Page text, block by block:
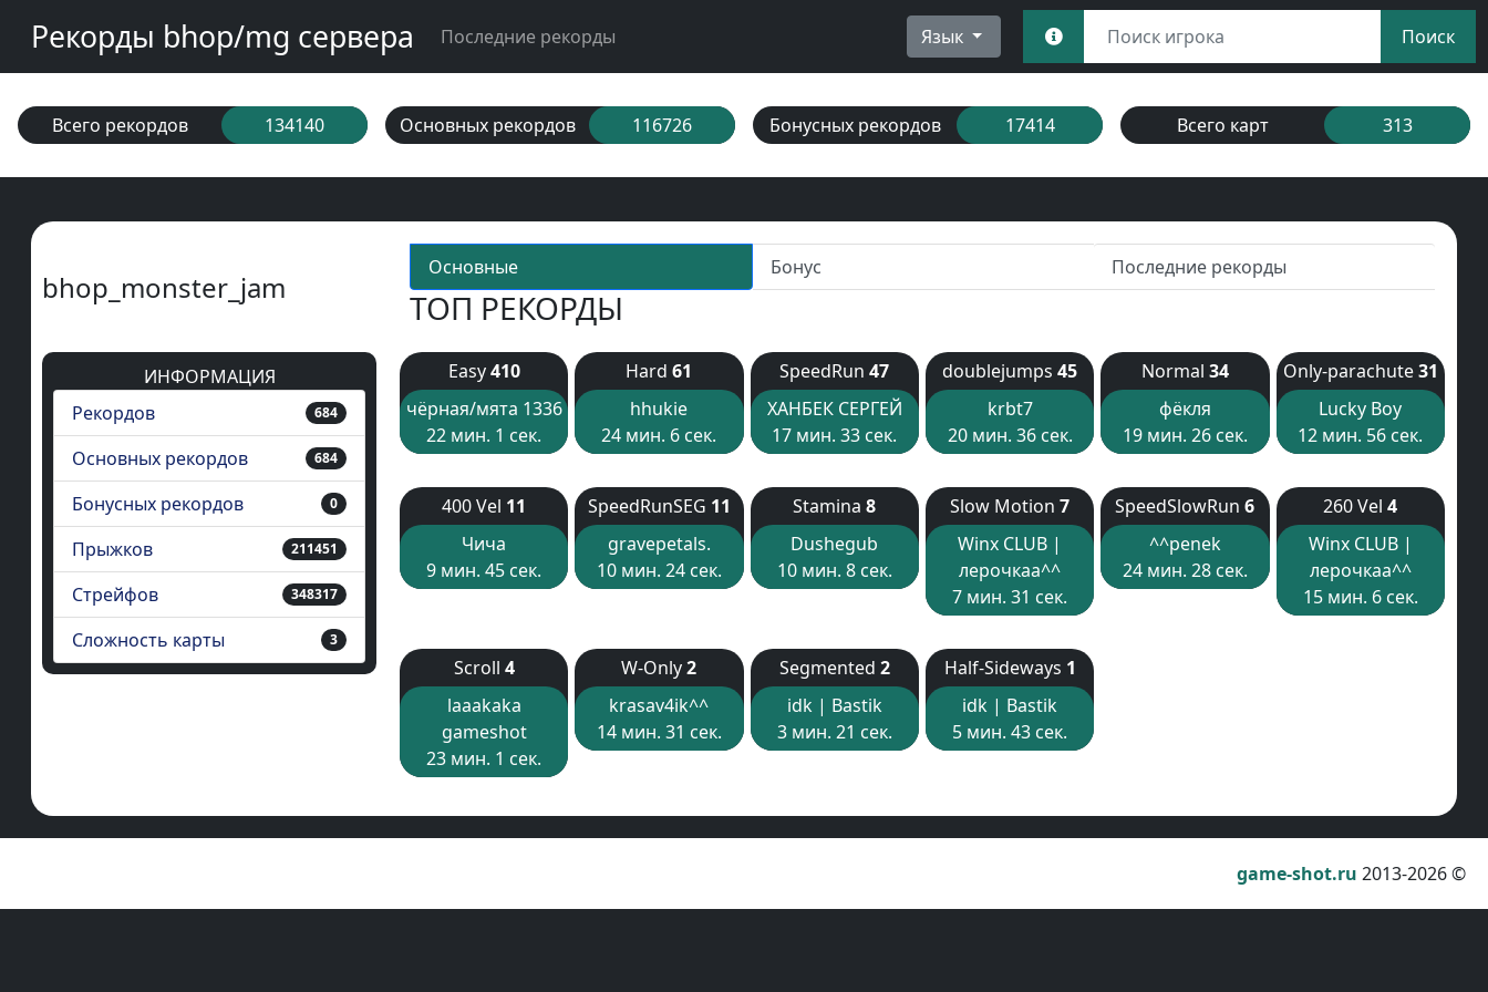
Рекорды bhop/mg сервера Последние рекорды Язык Поиск
Всего рекордов 134140 Основных рекордов 116726 Бонусных рекордов 17414 Всего карт 313
bhop_monster_jam
ИНФОРМАЦИЯ
Рекордов
684
Основных рекордов 684
Бонусных рекордов 0
Прыжков 211451
Стрейфов 348317
Сложность карты 3
Основные Бонус Последние рекорды
ТОП РЕКОРДЫ
Easy410
чёрная/мята 1336
22 мин. 1 сек.
Hard61
hhukie
24 мин. 6 сек.
SpeedRun47
ХАНБЕК СЕРГЕЙ
17 мин. 33 сек.
doublejumps45
krbt7
20 мин. 36 сек.
Normal 34
фёкля
19 мин. 26 сек.
Only-parachute31
Lucky Boy
12 мин. 56 сек.
400 Vel 11
Чича
9 мин. 45 сек.
SpeedRunSEG 11
gravepetals.
10 мин. 24 сек.
Stamina8
Dushegub
10 мин. 8 сек.
Slow Motion7
Winx CLUB |
лерочкаа^^
7 мин. 31 сек.
SpeedSlowRun6
^^penek
24 мин. 28 сек.
260 Vel4
Winx CLUB |
лерочкаа^^
15 мин. 6 сек.
Scroll 4
laaakaka
gameshot
23 мин. 1 сек.
W-Only2
krasav4ik^^
14 мин. 31 сек.
Segmented 2
idk | Bastik
3 мин. 21 сек.
Half-Sideways 1
idk | Bastik
5 мин. 43 сек.
game-shot.ru 2013-2026 ©